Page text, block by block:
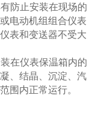
防止安装在现场的
电动机组组合仪表
表和变送器不受大
在仪表保温箱内的
、结晶、沉淀、汽
围内正常运行。